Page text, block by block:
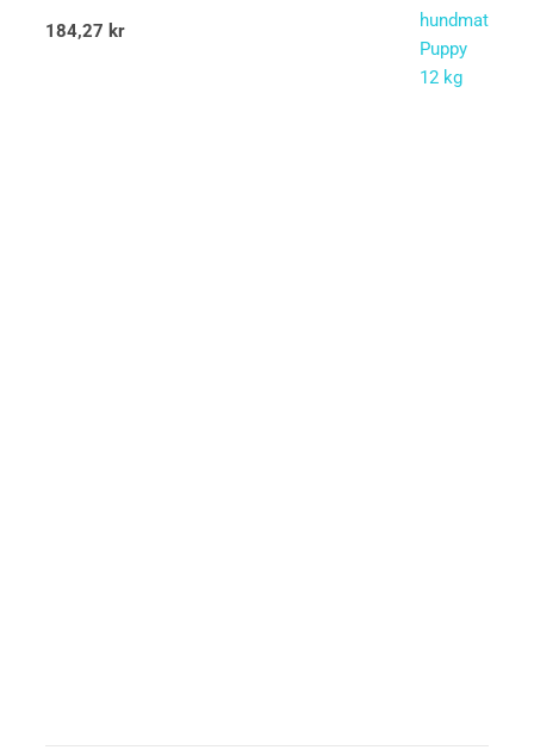
Betygsatt
5.00
184,27 kr